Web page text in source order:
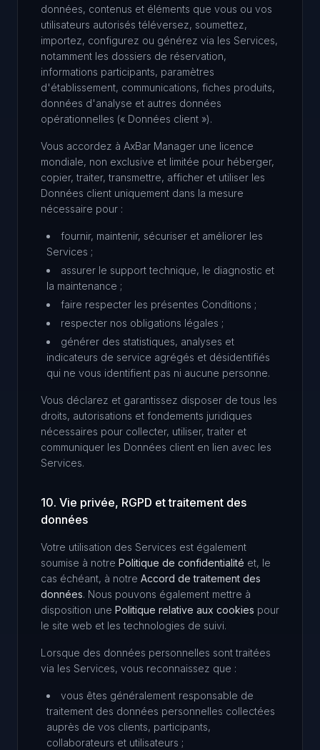
données, contenus et éléments que vous ou vos
utilisateurs autorisés téléversez, soumettez,
importez, configurez ou générez via les Services,
notamment les dossiers de réservation,
informations participants, paramètres
d'établissement, communications, fiches produits,
données d'analyse et autres données
opérationnelles (« Données client »).
Vous accordez à AxBar Manager une licence
mondiale, non exclusive et limitée pour héberger,
copier, traiter, transmettre, afficher et utiliser les
Données client uniquement dans la mesure
nécessaire pour :
fournir, maintenir, sécuriser et améliorer les
Services ;
assurer le support technique, le diagnostic et
la maintenance ;
faire respecter les présentes Conditions ;
respecter nos obligations légales ;
générer des statistiques, analyses et
indicateurs de service agrégés et désidentifiés
qui ne vous identifient pas ni aucune personne.
Vous déclarez et garantissez disposer de tous les
droits, autorisations et fondements juridiques
nécessaires pour collecter, utiliser, traiter et
communiquer les Données client en lien avec les
Services.
10. Vie privée, RGPD et traitement des
données
Votre utilisation des Services est également
soumise à notre Politique de confidentialité et, le
cas échéant, à notre Accord de traitement des
données. Nous pouvons également mettre à
disposition une Politique relative aux cookies pour
le site web et les technologies de suivi.
Lorsque des données personnelles sont traitées
via les Services, vous reconnaissez que :
vous êtes généralement responsable de
traitement des données personnelles collectées
auprès de vos clients, participants,
collaborateurs et utilisateurs ;